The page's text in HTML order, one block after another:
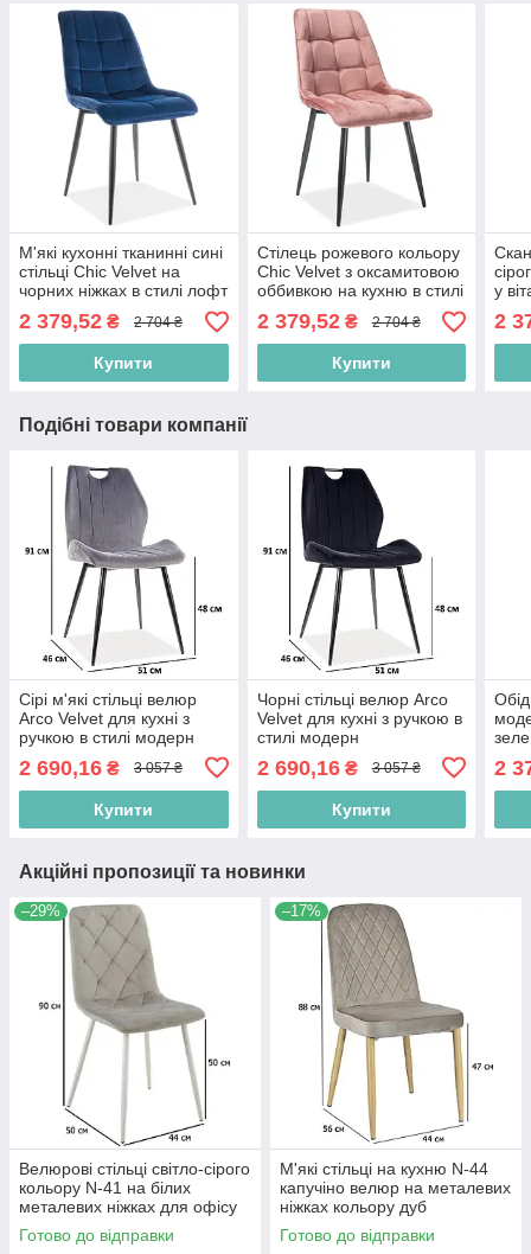
М'які кухонні тканинні сині
стільці Chic Velvet на
чорних ніжках в стилі лофт
2 379,52 ₴ 2 704 ₴
Купити
Стілець рожевого кольору
Chic Velvet з оксамитовою
оббивкою на кухню в стилі
2 379,52₴ 2 704 ₴
Купити
у
2
Подібні товари компанії
Сірі м'які стільці велюр
Arco Velvet для кухні з
ручкою в стилі модерн
2 690,16 ₴ 3 057 ₴
Купити
Чорні стільці велюр Arco
Velvet для кухні з ручкою в
стилі модерн
2 690,16₴ 3 057 ₴
Купити
2
Акційні пропозиції та новинки
–29%
Велюрові стільці світло-сірого
кольору N-41 на білих
металевих ніжках для офісу
Готово до відправки
–17%
М'які стільці на кухню N-44
капучіно велюр на металевих
ніжках кольору дуб
Готово до відправки